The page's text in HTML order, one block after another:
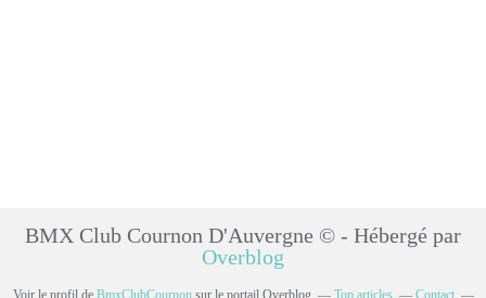
BMX Club Cournon D'Auvergne © - Hébergé par
Overblog